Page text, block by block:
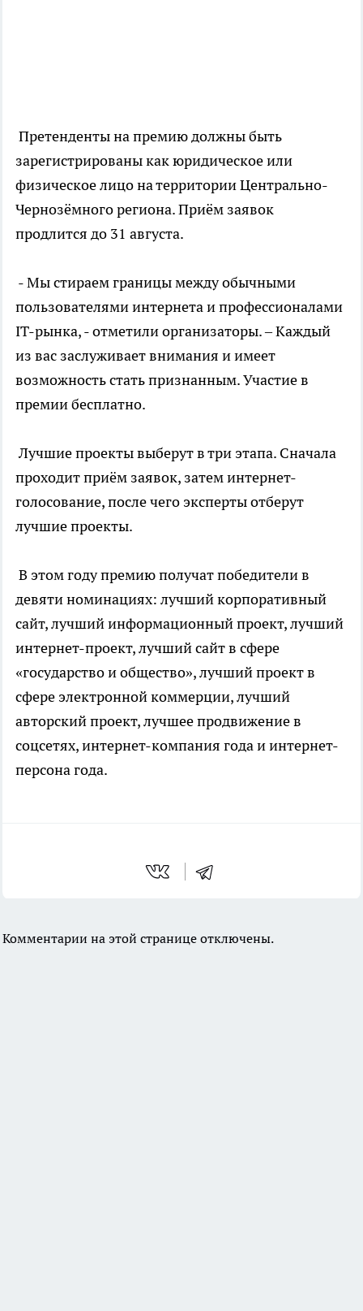
Претенденты на премию должны быть
зарегистрированы как юридическое или
физическое лицо на территории Центрально-
Чернозёмного региона. Приём заявок
продлится до 31 августа.
- Мы стираем границы между обычными
пользователями интернета и профессионалами
IT-рынка, - отметили организаторы. – Каждый
из вас заслуживает внимания и имеет
возможность стать признанным. Участие в
премии бесплатно.
Лучшие проекты выберут в три этапа. Сначала
проходит приём заявок, затем интернет-
голосование, после чего эксперты отберут
лучшие проекты.
В этом году премию получат победители в
девяти номинациях: лучший корпоративный
сайт, лучший информационный проект, лучший
интернет-проект, лучший сайт в сфере
«государство и общество», лучший проект в
сфере электронной коммерции, лучший
авторский проект, лучшее продвижение в
соцсетях, интернет-компания года и интернет-
персона года.
Комментарии на этой странице отключены.